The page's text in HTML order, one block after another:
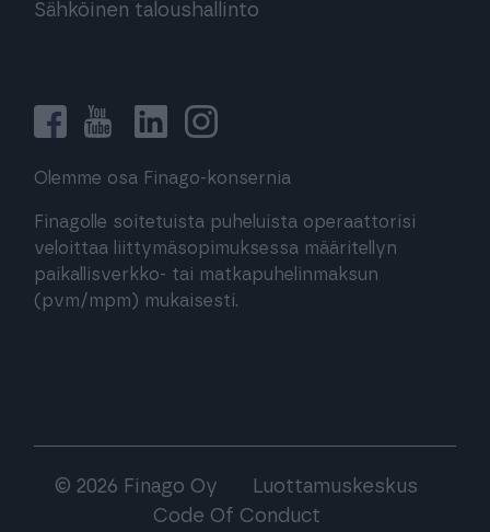
Sähköinen taloushallinto
Olemme osa Finago-konsernia
Finagolle soitetuista puheluista operaattorisi
veloittaa liittymäsopimuksessa määritellyn
paikallisverkko- tai matkapuhelinmaksun
(pvm/mpm) mukaisesti.
© 2026 Finago Oy
Luottamuskeskus
Code Of Conduct